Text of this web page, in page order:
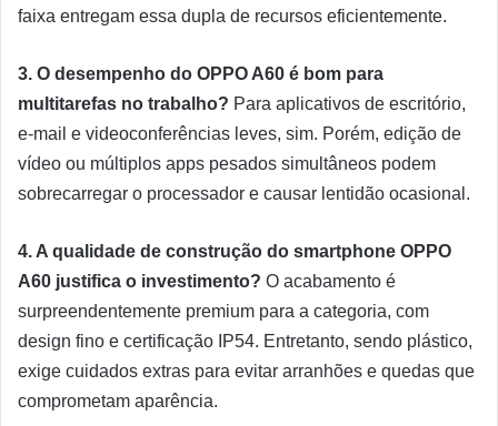
faixa entregam essa dupla de recursos eficientemente.
3. O desempenho do OPPO A60 é bom para
multitarefas no trabalho? Para aplicativos de escritório,
e-mail e videoconferências leves, sim. Porém, edição de
vídeo ou múltiplos apps pesados simultâneos podem
sobrecarregar o processador e causar lentidão ocasional.
4. A qualidade de construção do smartphone OPPO
A60 justifica o investimento? O acabamento é
surpreendentemente premium para a categoria, com
design fino e certificação IP54. Entretanto, sendo plástico,
exige cuidados extras para evitar arranhões e quedas que
comprometam aparência.